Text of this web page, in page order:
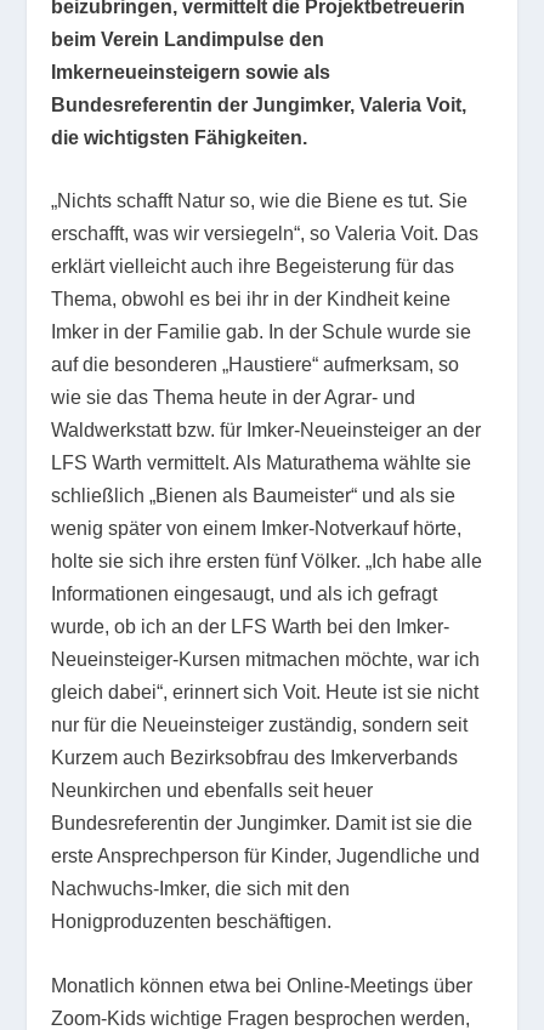
beizubringen, vermittelt die Projektbetreuerin
beim Verein Landimpulse den
Imkerneueinsteigern sowie als
Bundesreferentin der Jungimker, Valeria Voit,
die wichtigsten Fähigkeiten.
„Nichts schafft Natur so, wie die Biene es tut. Sie
erschafft, was wir versiegeln“, so Valeria Voit. Das
erklärt vielleicht auch ihre Begeisterung für das
Thema, obwohl es bei ihr in der Kindheit keine
Imker in der Familie gab. In der Schule wurde sie
auf die besonderen „Haustiere“ aufmerksam, so
wie sie das Thema heute in der Agrar- und
Waldwerkstatt bzw. für Imker-Neueinsteiger an der
LFS Warth vermittelt. Als Maturathema wählte sie
schließlich „Bienen als Baumeister“ und als sie
wenig später von einem Imker-Notverkauf hörte,
holte sie sich ihre ersten fünf Völker. „Ich habe alle
Informationen eingesaugt, und als ich gefragt
wurde, ob ich an der LFS Warth bei den Imker-
Neueinsteiger-Kursen mitmachen möchte, war ich
gleich dabei“, erinnert sich Voit. Heute ist sie nicht
nur für die Neueinsteiger zuständig, sondern seit
Kurzem auch Bezirksobfrau des Imkerverbands
Neunkirchen und ebenfalls seit heuer
Bundesreferentin der Jungimker. Damit ist sie die
erste Ansprechperson für Kinder, Jugendliche und
Nachwuchs-Imker, die sich mit den
Honigproduzenten beschäftigen.
Monatlich können etwa bei Online-Meetings über
Zoom-Kids wichtige Fragen besprochen werden,